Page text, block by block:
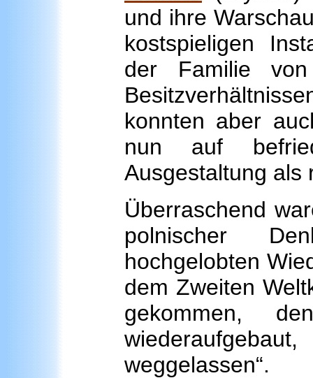
und ihre
kostspieligen
der Familie
konnten aber
nun auf
Ausgestaltung als
Überraschend
polnischer
hochgelobten
dem Zweiten
gekommen,
weggelassen“.